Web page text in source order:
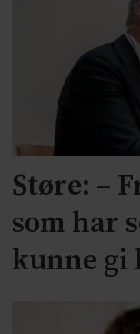
Støre: –
som har
kunne gi